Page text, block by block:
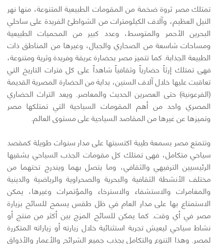
تمتلك مصر ثروة ضخمة من المقومات الطبيعية المتنوعة، منها نهر
النيل العظيم، وآلاف الكيلومترات من الشواطئ الفريدة على ساحلي
البحرين الأحمر والمتوسط، وعدد كبير من المحميات الطبيعية
ومساحات شاسعة من الصحاري والجبال، وغيرها من المناطق ذات
الطبيعة الجذابة. كما تتميز مصر بحضارة عريقة وفريدة وثرية ومتنوعة،
فهى تمتلك إرثاً حضارياً وثقافياً شاهداً على كل فترات التاريخ التي
تعاقبت عليها خلال آلاف السنين، بداية من الحضارة المصرية القديمة
(الفرعونية) حتى العصرين الحديث والمعاصر. ويعد التراث الحضاري
المصري واحد من أهم المقومات السياحية التي تمتلكها مصر
وتميزها عن غيرها من المقاصد السياحية على مستوى العالم.
وتتمتع مصر بسمعة طيبة اكتسبتها على مدار سنوات طويلة كمقصد
سياحي متكامل، فهى تمتلك كل مقومات الجذب السياحي بشقيها
الرئيسيين الترفيهي والثقافي، وما يتصل بهما ويندرج تحتهما من
مختلف الأنشطة الثقافية والبحرية والصحراوية والرياضية والدينية
والمغامرات والاستشفاء والاسترخاء والمؤتمرات وغيرها، يمكن
الاستمتاع بها على مدار العام في ظل طقس يسمح للسائح بزيارة
مصر في أي وقت. كما يمكن للسائح المزج بين أكثر من منتج أو
نشاط سياحي ليعيش تجربة استثنائية خلال زيارته أو زياراته المتكررة
لمصر. وهذا التنوع والتكامل يجذب جميع الشرائح والأعمار والأذواق